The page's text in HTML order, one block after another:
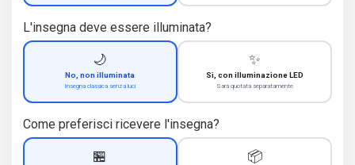
L'insegna deve essere illuminata?
🌙
No, non illuminata
Insegna classica senza luci
✨
Sì, con illuminazione LED
Sarà quotata separatamente
Come preferisci ricevere l'insegna?
🏪 📦